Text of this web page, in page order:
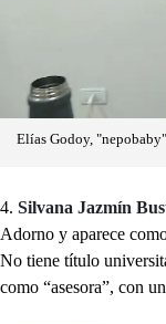
Elías Godoy,
4. Silvana Jazmín
Adorno y aparece
No tiene título
como “asesora”, con